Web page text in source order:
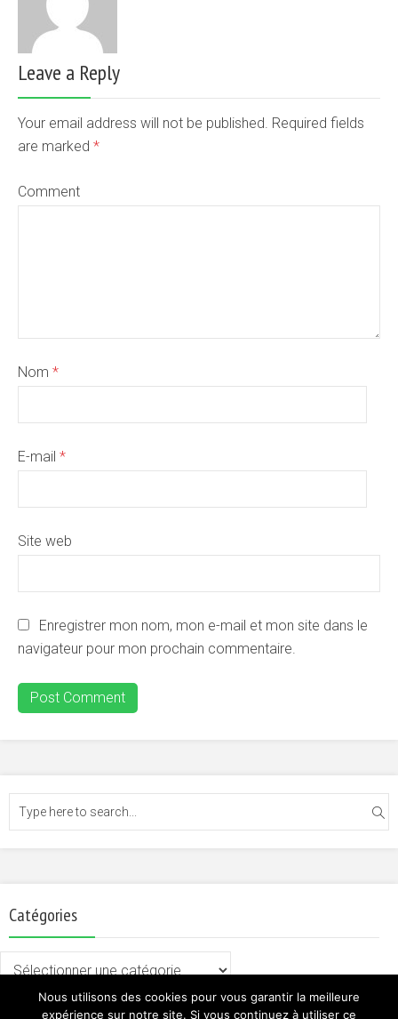
Leave a Reply
Your email address will not be published. Required fields
are marked *
Comment
Nom *
E-mail *
Site web
Enregistrer mon nom, mon e-mail et mon site dans le
navigateur pour mon prochain commentaire.
Catégories
Nous utilisons des cookies pour vous garantir la meilleure
expérience sur notre site. Si vous continuez à utiliser ce